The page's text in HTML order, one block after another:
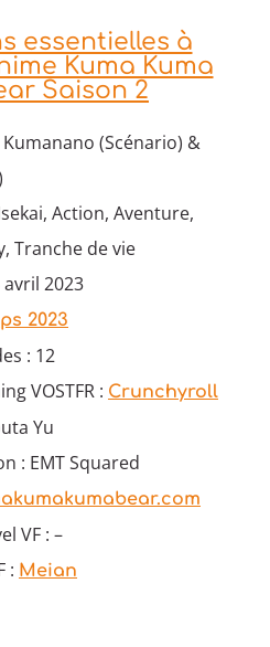
essentielles à
Kuma Kuma
Saison 2
(Scénario) &
Action, Aventure,
Tranche de vie
2023
2023
: 12
VOSTFR : Crunchyroll
Yu
: EMT Squared
VF : –
: Meian